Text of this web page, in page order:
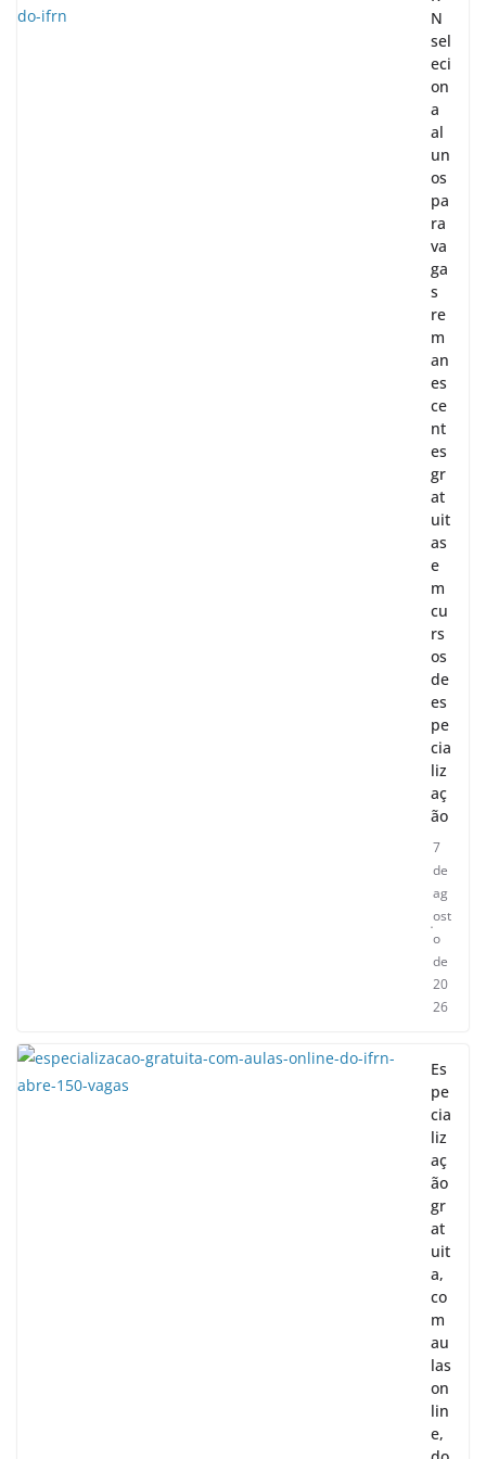
N
sel
eci
on
a
al
un
os
pa
ra
va
ga
s
re
m
an
es
ce
nt
es
gr
at
uit
as
e
m
cu
rs
os
de
es
pe
cia
liz
aç
ão
7
de
ag
ost
o
de
20
26
Es
pe
cia
liz
aç
ão
gr
at
uit
a,
co
m
au
las
on
lin
e,